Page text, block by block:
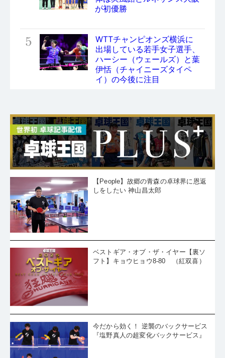
が初優勝
5
WTTチャンピオンズ横浜に
出場している若手女子選手、
ハーシー（ウェールズ）と葉
伊恬（チャイニーズタイペ
イ）の今後に注目
【People】故郷の青森の卓球界に恩返
しをしたい 神山昌太郎
ベストギア・オブ・ザ・イヤー【裏ソ
フト】キョウヒョウ8-80 （紅双喜）
今だから効く！ 逆襲のバックサービス
『塩野真人の超変化バックサービス』